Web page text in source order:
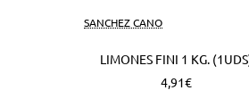
SANCHEZ CANO
LIMONES FINI 1 KG.
4,91€